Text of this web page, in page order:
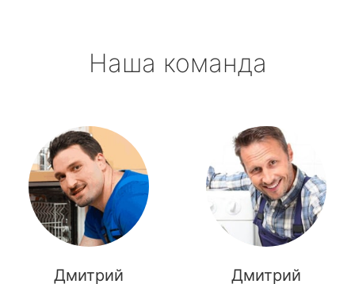
Наша команда
Дмитрий
Дмитрий